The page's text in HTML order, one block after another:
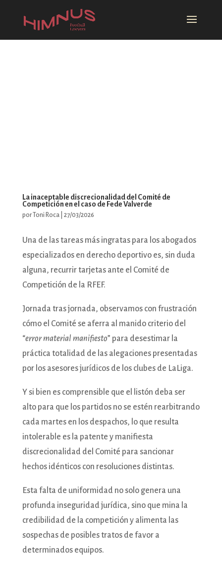
La inaceptable discrecionalidad del Comité de
Competición en el caso de Fede Valverde
por Toni Roca| 27/03/2026
Una de las tareas más ingratas para los abogados
especializados en derecho deportivo es, sin duda
alguna, recurrir tarjetas ante el Comité de
Competición de la RFEF.
Jornada tras jornada, observamos con frustración
cómo el Comité se aferra al manido criterio del
“error material manifiesto” para desestimar la
práctica totalidad de las alegaciones presentadas
por los asesores jurídicos de los clubes de LaLiga.
Y si bien es comprensible que el listón deba ser
alto para que los partidos no se estén rearbitrando
cada martes en los despachos, lo que resulta
intolerable es la patente y manifiesta
discrecionalidad del Comité para sancionar
hechos idénticos con resoluciones distintas.
Esta falta de uniformidad no solo genera una
profunda inseguridad jurídica, sino que mina la
credibilidad de la competición y alimenta las
sospechas de posibles tratos de favor a
determinados equipos.